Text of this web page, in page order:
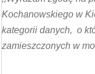
Kochanowskiego w
kategorii danych, o
zamieszczonych w